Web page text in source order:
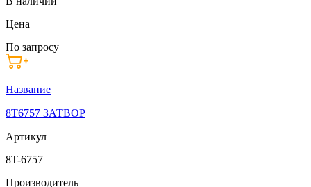
Цена
По запросу
Название
8T6757 ЗАТВОР
Артикул
8T-6757
Производитель